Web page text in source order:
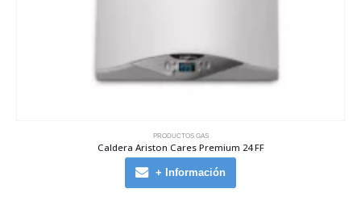
PRODUCTOS GAS
Caldera Ariston Cares Premium 24 FF
+ Información